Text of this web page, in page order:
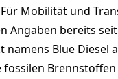
Mobilität und
Angaben bereits
namens Blue Diesel
fossilen Brennstoffen